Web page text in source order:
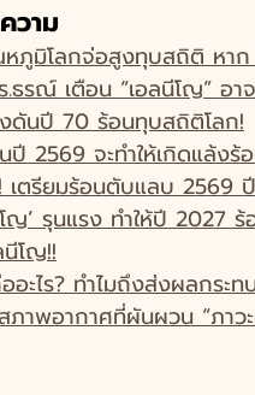
วาม
มิโลกจ่อสูงทุบสถิติ หาก
รณ์ เตือน “เอลนีโญ” อ
งดันปี 70 ร้อนทุบสถิติโลก!
ปี 2569 จะทำให้เกิดแล้ง
ตรียมร้อนตับแลบ 2569
รุนแรง ทำให้ปี 2027 ร้
โญ!!
ะไร? ทำไมถึงส่งผลกระท
าพอากาศที่ผันผวน “ภาว